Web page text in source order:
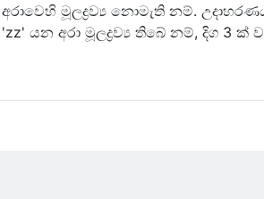
මූලද්‍රව්‍ය නොමැති නම්.
යන අරා මූලද්‍රව්‍ය තිබේ නම්, දිග 3 ක්